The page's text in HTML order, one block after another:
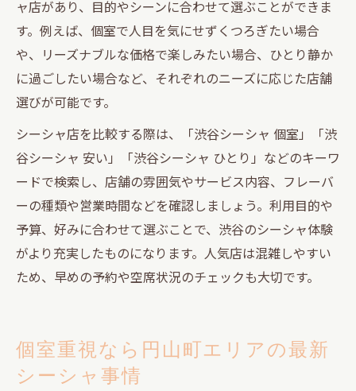
ャ店があり、目的やシーンに合わせて選ぶことができま
す。例えば、個室で人目を気にせずくつろぎたい場合
や、リーズナブルな価格で楽しみたい場合、ひとり静か
に過ごしたい場合など、それぞれのニーズに応じた店舗
選びが可能です。
シーシャ店を比較する際は、「渋谷シーシャ 個室」「渋
谷シーシャ 安い」「渋谷シーシャ ひとり」などのキーワ
ードで検索し、店舗の雰囲気やサービス内容、フレーバ
ーの種類や営業時間などを確認しましょう。利用目的や
予算、好みに合わせて選ぶことで、渋谷のシーシャ体験
がより充実したものになります。人気店は混雑しやすい
ため、早めの予約や空席状況のチェックも大切です。
個室重視なら円山町エリアの最新
シーシャ事情